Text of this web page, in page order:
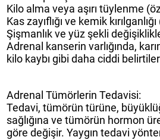
Kilo alma veya aşırı tüylenme
Kas zayıflığı ve kemik
Şişmanlık ve yüz şekli
Adrenal kanserin varlığında,
kilo kaybı gibi daha ciddi
Adrenal Tümörlerin Tedavisi:
Tedavi, tümörün türüne,
sağlığına ve tümörün hormon
göre değişir. Yaygın tedavi